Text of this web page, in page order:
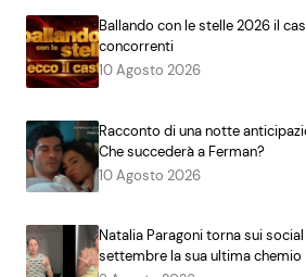
Ballando con le stelle 2026 il
concorrenti
10 Agosto 2026
Racconto di una notte
Che succederà a Ferman?
10 Agosto 2026
Natalia Paragoni torna sui
settembre la sua ultima chemio